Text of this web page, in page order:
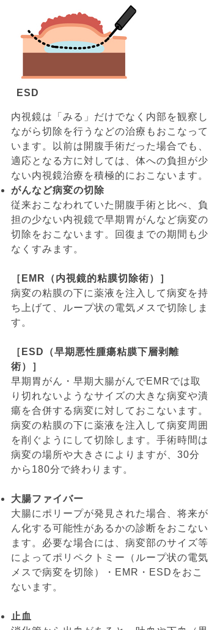
ESD
内視鏡は「みる」だけでなく内部を観察し
ながら切除を行うなどの治療もおこなって
います。以前は開腹手術だった場合でも、
適応となる方に対しては、体への負担が少
ない内視鏡治療を積極的におこないます。
がんなど病変の切除
従来おこなわれていた開腹手術と比べ、負
担の少ない内視鏡で早期胃がんなど病変の
切除をおこないます。回復までの期間も少
なくすみます。
［EMR（内視鏡的粘膜切除術）］
病変の粘膜の下に薬液を注入して病変を持
ち上げて、ループ状の電気メスで切除しま
す。
［ESD（早期悪性腫瘍粘膜下層剥離
術）］
早期胃がん・早期大腸がんでEMRでは取
り切れないようなサイズの大きな病変や潰
瘍を合併する病変に対しておこないます。
病変の粘膜の下に薬液を注入して病変周囲
を削ぐようにして切除します。手術時間は
病変の場所や大きさによりますが、30分
から180分で終わります。
大腸ファイバー
大腸にポリープが発見された場合、将来が
ん化する可能性があるかの診断をおこない
ます。必要な場合には、病変部のサイズ等
によってポリペクトミー（ループ状の電気
メスで病変を切除）・EMR・ESDをおこ
ないます。
止血